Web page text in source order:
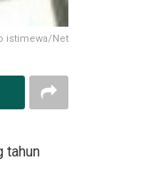
istimewa/Net
tahun